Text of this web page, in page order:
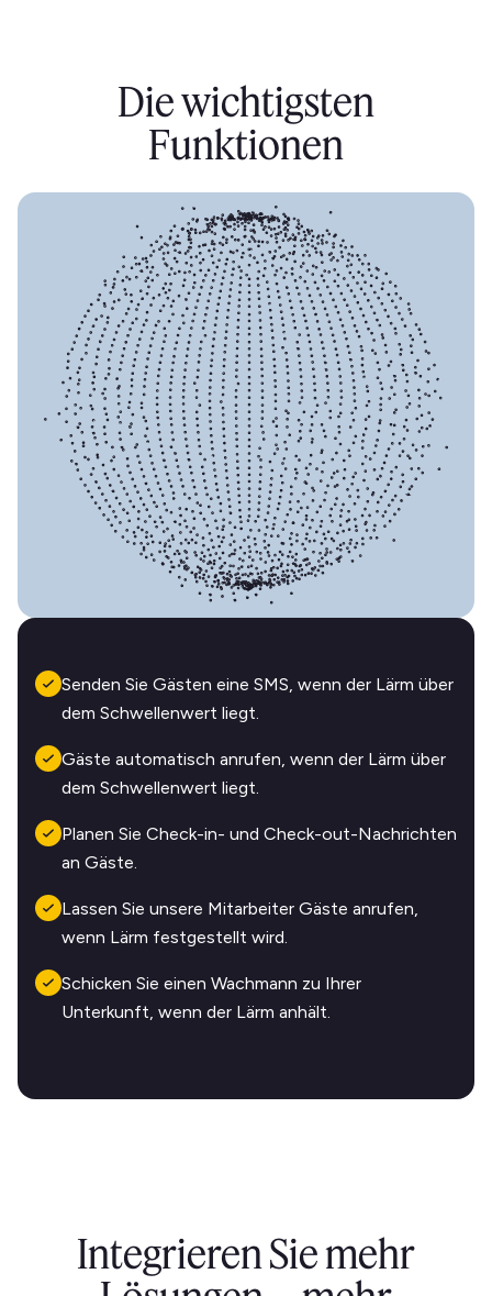
Die wichtigsten
Funktionen
Senden Sie Gästen eine SMS, wenn der Lärm über
dem Schwellenwert liegt.
Gäste automatisch anrufen, wenn der Lärm über
dem Schwellenwert liegt.
Planen Sie Check-in- und Check-out-Nachrichten
an Gäste.
Lassen Sie unsere Mitarbeiter Gäste anrufen,
wenn Lärm festgestellt wird.
Schicken Sie einen Wachmann zu Ihrer
Unterkunft, wenn der Lärm anhält.
Integrieren Sie mehr